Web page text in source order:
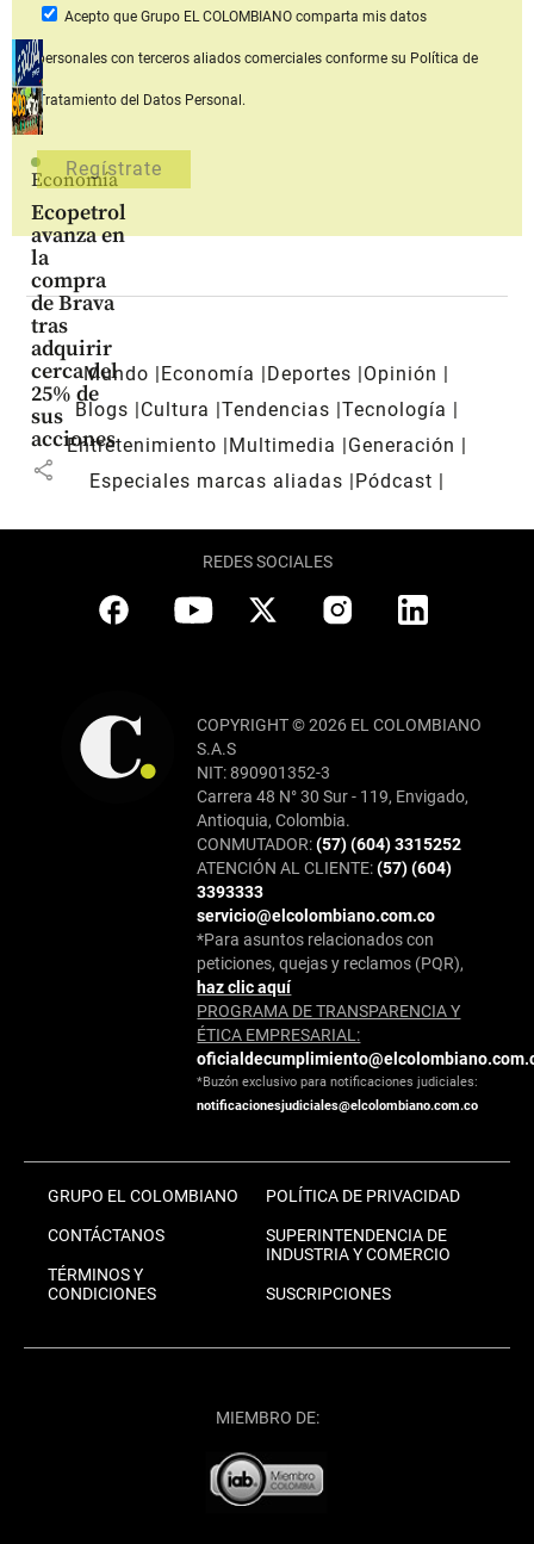
Economía
Ecopetrol
avanza en
la
compra
de Brava
tras
adquirir
cerca del
25% de
sus
acciones
share
Acepto que Grupo EL COLOMBIANOcomparta mis datos
personales con terceros aliados comerciales conforme su Política de
Tratamiento del Datos Personal.
Mundo Economía Deportes
Opinión
Blogs
Cultura Tendencias Tecnología
Entretenimiento
Multimedia
Generación
Especiales marcas aliadas
Pódcast
REDES SOCIALES
COPYRIGHT © 2026 EL COLOMBIANO
S.A.S
NIT: 890901352-3
Carrera 48 N° 30 Sur - 119, Envigado,
Antioquia, Colombia.
CONMUTADOR:(57) (604) 3315252
ATENCIÓN AL CLIENTE:(57) (604)
3393333
servicio@elcolombiano.com.co
*Para asuntos relacionados con
peticiones, quejas y reclamos (PQR),
haz clic aquí
PROGRAMA DE TRANSPARENCIA Y
ÉTICA EMPRESARIAL:
*Buzón exclusivo para notificaciones judiciales:
notificacionesjudiciales@elcolombiano.com.co
GRUPO EL COLOMBIANO
CONTÁCTANOS
TÉRMINOS Y
CONDICIONES
POLÍTICA DE PRIVACIDAD
SUPERINTENDENCIA DE
INDUSTRIA Y COMERCIO
SUSCRIPCIONES
MIEMBRO DE: